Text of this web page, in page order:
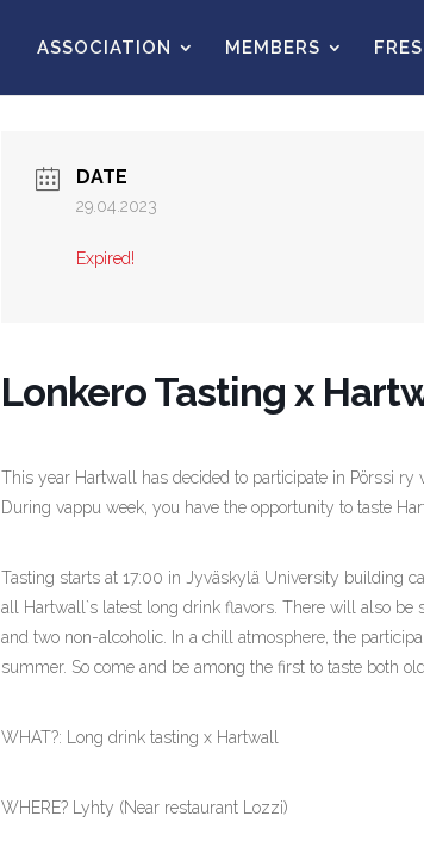
ASSOCIATION MEMBERS
DATE
29.04.2023
Expired!
Lonkero Tasting x
This year Hartwall has decided to participate in Pörssi
During vappu week, you have the opportunity to taste
Tasting starts at 17:00 in Jyväskylä University building
all Hartwall`s latest long drink flavors. There will also be
and two non-alcoholic. In a chill atmosphere, the
summer. So come and be among the first to taste both
WHAT?: Long drink tasting x Hartwall
WHERE? Lyhty (Near restaurant Lozzi)